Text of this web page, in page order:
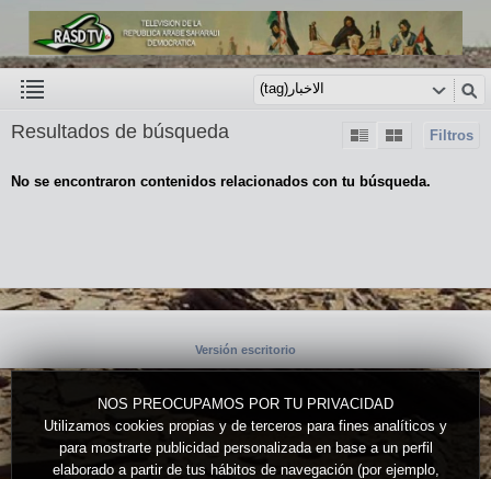
NOS PREOCUPAMOS POR TU PRIVACIDAD
Utilizamos cookies propias y de terceros para fines analíticos y
para mostrarte publicidad personalizada en base a un perfil
elaborado a partir de tus hábitos de navegación (por ejemplo,
Filtros
Resultados de búsqueda
No se encontraron contenidos relacionados con tu búsqueda.
Versión escritorio